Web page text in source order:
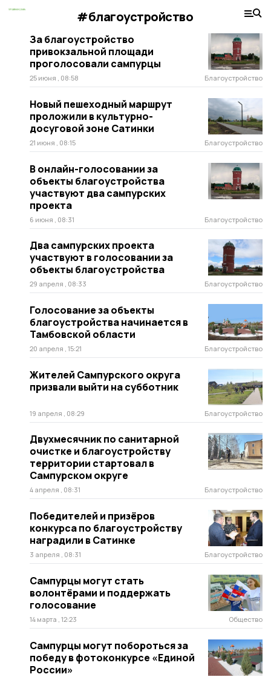
#благоустройство
За благоустройство
привокзальной площади
проголосовали сампурцы
25 июня , 08:58 Благоустройство
Новый пешеходный маршрут
проложили в культурно-
досуговой зоне Сатинки
21 июня , 08:15 Благоустройство
В онлайн-голосовании за
объекты благоустройства
участвуют два сампурских
проекта
6 июня , 08:31 Благоустройство
Два сампурских проекта
участвуют в голосовании за
объекты благоустройства
29 апреля , 08:33 Благоустройство
Голосование за объекты
благоустройства начинается в
Тамбовской области
20 апреля , 15:21 Благоустройство
Жителей Сампурского округа
призвали выйти на субботник
19 апреля , 08:29 Благоустройство
Двухмесячник по санитарной
очистке и благоустройству
территории стартовал в
Сампурском округе
4 апреля , 08:31 Благоустройство
Победителей и призёров
конкурса по благоустройству
наградили в Сатинке
3 апреля , 08:31 Благоустройство
Сампурцы могут стать
волонтёрами и поддержать
голосование
14 марта , 12:23 Общество
Сампурцы могут побороться за
победу в фотоконкурсе «Единой
России»